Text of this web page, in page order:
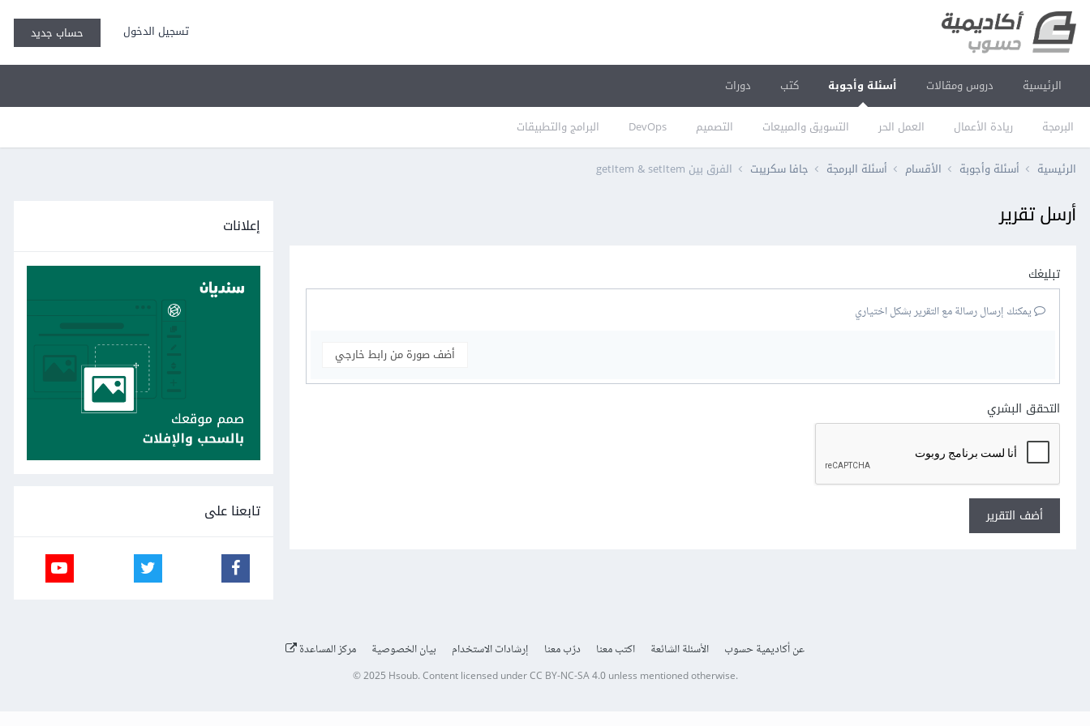
تسجيل الدخول حساب جديد
الرئيسية دروس ومقالات أسئلة وأجوبة
البرمجة ريادة الأعمال العمل الحر التسويق والمبيعات التصميم DevOps البرامج والتطبيقات
كتب دورات
الرئيسية أسئلة وأجوبة الأقسام أسئلة البرمجة جافا سكريبت الفرق بين getItem & setItem
أرسل تقرير
تبليغك
يمكنك إرسال رسالة مع التقرير بشكل اختياري
أضف صورة من رابط خارجي
التحقق البشري
أضف التقرير
إعلانات
تابعنا على
عن أكاديمية حسوب الأسئلة الشائعة اكتب معنا درّب معنا إرشادات الاستخدام بيان الخصوصية مركز المساعدة
© 2025 Hsoub.Content licensed underCC BY-NC-SA 4.0unless mentioned otherwise.